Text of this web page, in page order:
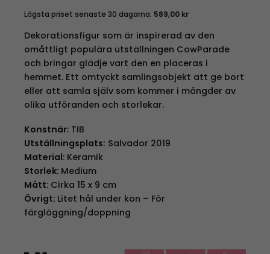
Lägsta priset senaste 30 dagarna: 589,00 kr
Dekorationsfigur som är inspirerad av den
omåttligt populära utställningen CowParade
och bringar glädje vart den en placeras i
hemmet. Ett omtyckt samlingsobjekt att ge bort
eller att samla själv som kommer i mängder av
olika utföranden och storlekar.
Konstnär: TIB
Utställningsplats: Salvador 2019
Material: Keramik
Storlek: Medium
Mått: Cirka 15 x 9 cm
Övrigt: Litet hål under kon – För
färgläggning/doppning